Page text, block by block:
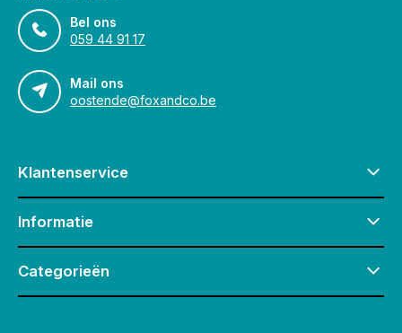
Bel ons
059 44 91 17
Mail ons
oostende@foxandco.be
Klantenservice
Informatie
Categorieën